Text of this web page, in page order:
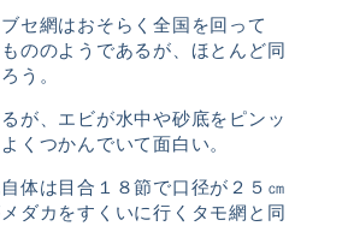
セ網はおそらく全国を回って
ののようであるが、ほとんど同
う。
が、エビが水中や砂底をピンッ
くつかんでいて面白い。
体は目合１８節で口径が２５㎝
ダカをすくいに行くタモ網と同